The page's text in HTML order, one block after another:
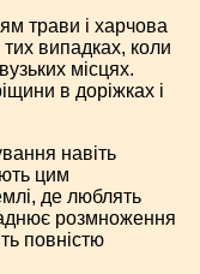
трави і харчова
випадках, коли
місцях.
в доріжках і
навіть
цим
де люблять
розмноження
повністю